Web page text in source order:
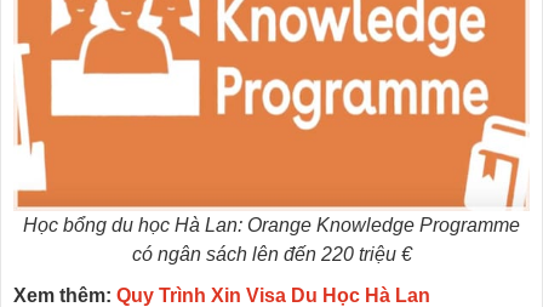
Học bổng du học Hà Lan: Orange Knowledge Programme
có ngân sách lên đến 220 triệu €
Xem thêm: Quy Trình Xin Visa Du Học Hà Lan